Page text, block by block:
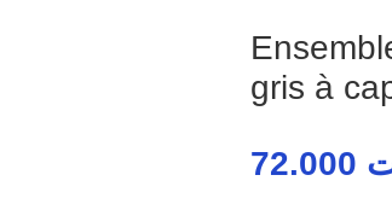
gris à